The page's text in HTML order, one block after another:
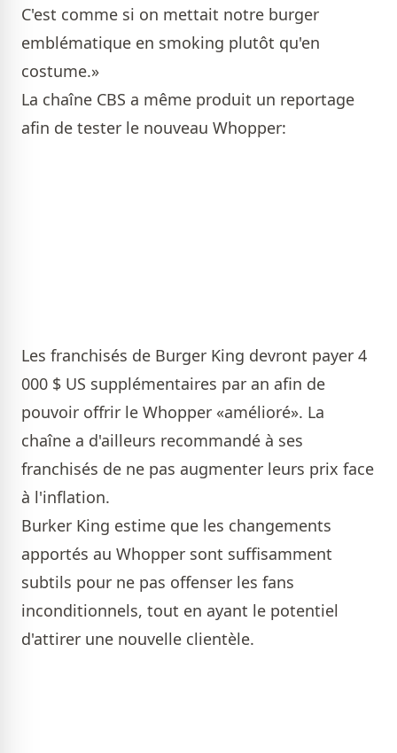
C'est comme si on mettait notre burger
emblématique en smoking plutôt qu'en
costume.»
La chaîne CBS a même produit un reportage
afin de tester le nouveau Whopper:
Les franchisés de Burger King devront payer 4
000 $ US supplémentaires par an afin de
pouvoir offrir le Whopper «amélioré». La
chaîne a d'ailleurs recommandé à ses
franchisés de ne pas augmenter leurs prix face
à l'inflation.
Burker King estime que les changements
apportés au Whopper sont suffisamment
subtils pour ne pas offenser les fans
inconditionnels, tout en ayant le potentiel
d'attirer une nouvelle clientèle.